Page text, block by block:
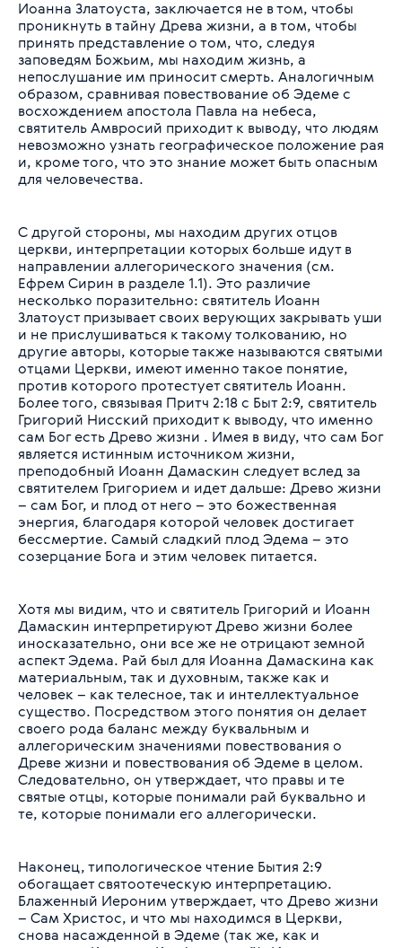
Иоанна Златоуста, заключается не в том, чтобы
проникнуть в тайну Древа жизни, а в том, чтобы
принять представление о том, что, следуя
заповедям Божьим, мы находим жизнь, а
непослушание им приносит смерть. Аналогичным
образом, сравнивая повествование об Эдеме с
восхождением апостола Павла на небеса,
святитель Амвросий приходит к выводу, что людям
невозможно узнать географическое положение рая
и, кроме того, что это знание может быть опасным
для человечества.
С другой стороны, мы находим других отцов
церкви, интерпретации которых больше идут в
направлении аллегорического значения (см.
Ефрем Сирин в разделе 1.1). Это различие
несколько поразительно: святитель Иоанн
Златоуст призывает своих верующих закрывать уши
и не прислушиваться к такому толкованию, но
другие авторы, которые также называются святыми
отцами Церкви, имеют именно такое понятие,
против которого протестует святитель Иоанн.
Более того, связывая Притч 2:18 с Быт 2:9, святитель
Григорий Нисский приходит к выводу, что именно
сам Бог есть Древо жизни . Имея в виду, что сам Бог
является истинным источником жизни,
преподобный Иоанн Дамаскин следует вслед за
святителем Григорием и идет дальше: Древо жизни
– сам Бог, и плод от него – это божественная
энергия, благодаря которой человек достигает
бессмертие. Самый сладкий плод Эдема – это
созерцание Бога и этим человек питается.
Хотя мы видим, что и святитель Григорий и Иоанн
Дамаскин интерпретируют Древо жизни более
иносказательно, они все же не отрицают земной
аспект Эдема. Рай был для Иоанна Дамаскина как
материальным, так и духовным, также как и
человек – как телесное, так и интеллектуальное
существо. Посредством этого понятия он делает
своего рода баланс между буквальным и
аллегорическим значениями повествования о
Древе жизни и повествования об Эдеме в целом.
Следовательно, он утверждает, что правы и те
святые отцы, которые понимали рай буквально и
те, которые понимали его аллегорически.
Наконец, типологическое чтение Бытия 2:9
обогащает святоотеческую интерпретацию.
Блаженный Иероним утверждает, что Древо жизни
– Сам Христос, и что мы находимся в Церкви,
снова насажденной в Эдеме (так же, как и